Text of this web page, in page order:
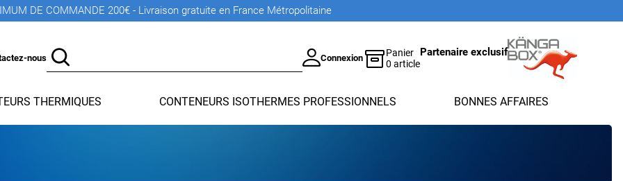
DE COMMANDE 200€ - Livraison gratuite en France Métropolitaine
nous Connexion
Panier
0 article
Partenaire exclusif
THERMIQUES CONTENEURS ISOTHERMES PROFESSIONNELS BONNES AFFAIRES